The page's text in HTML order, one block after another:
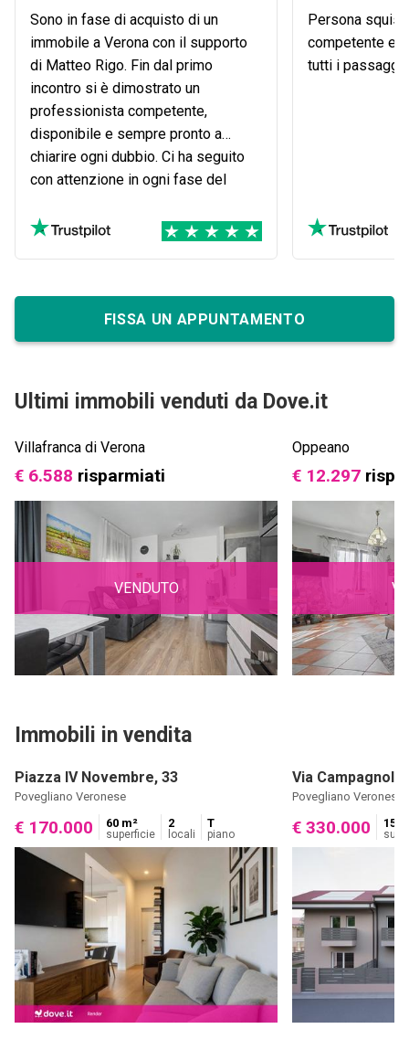
Sono in fase di acquisto di un
immobile a Verona con il supporto
di Matteo Rigo. Fin dal primo
incontro si è dimostrato un
professionista competente,
disponibile e sempre pronto a
chiarire ogni dubbio. Ci ha seguito
con attenzione in ogni fase del
serenità. Il rogito è previsto per
decisamente positiva.
Persona
competente e
tutti i
FISSA UN APPUNTAMENTO
Ultimi immobili venduti da Dove.it
Villafranca di Verona
€ 6.588 risparmiati
VENDUTO
Oppeano
€ 12.297
Immobili in vendita
Piazza IV Novembre, 33
Povegliano Veronese
€ 170.000 60 m²
superficie
2
locali
T
piano
Via Campagnole
Povegliano Veronese
€ 330.000 152